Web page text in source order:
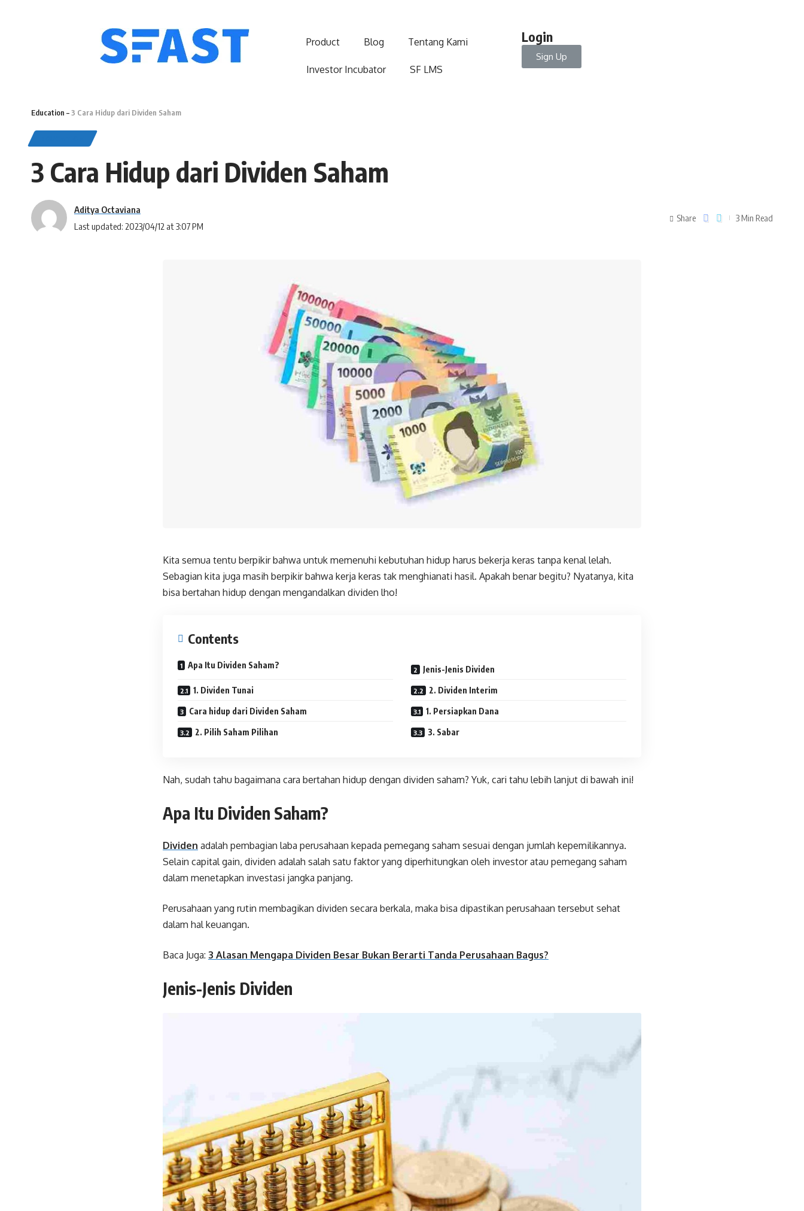
Product Blog Tentang Kami
Investor Incubator SF LMS
Login
Sign Up
Education –3 Cara Hidup dari Dividen Saham
3 Cara Hidup dari Dividen Saham
Last updated: 2023/04/12 at 3:07 PM
Aditya Octaviana
Share 3 Min Read
Kita semua tentu berpikir bahwa untuk memenuhi kebutuhan hidup harus bekerja keras tanpa kenal lelah.
Sebagian kita juga masih berpikir bahwa kerja keras tak menghianati hasil. Apakah benar begitu? Nyatanya, kita
bisa bertahan hidup dengan mengandalkan dividen lho!
Contents
Apa Itu Dividen Saham? Jenis-Jenis Dividen
1. Dividen Tunai 2. Dividen Interim
Cara hidup dari Dividen Saham 1. Persiapkan Dana
2. Pilih Saham Pilihan 3. Sabar
Nah, sudah tahu bagaimana cara bertahan hidup dengan dividen saham? Yuk, cari tahu lebih lanjut di bawah ini!
Apa Itu Dividen Saham?
Dividen adalah pembagian laba perusahaan kepada pemegang saham sesuai dengan jumlah kepemilikannya.
Selain capital gain, dividen adalah salah satu faktor yang diperhitungkan oleh investor atau pemegang saham
dalam menetapkan investasi jangka panjang.
Perusahaan yang rutin membagikan dividen secara berkala, maka bisa dipastikan perusahaan tersebut sehat
dalam hal keuangan.
Baca Juga: 3 Alasan Mengapa Dividen Besar Bukan Berarti Tanda Perusahaan Bagus?
Jenis-Jenis Dividen